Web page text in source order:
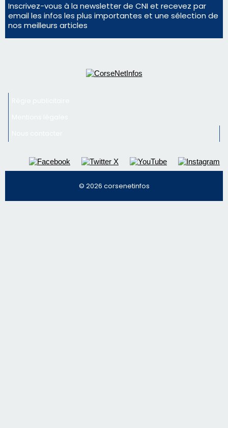
Inscrivez-vous à la newsletter de CNI et recevez par
email les infos les plus importantes et une sélection de
nos meilleurs articles
© 2026 corsenetinfos